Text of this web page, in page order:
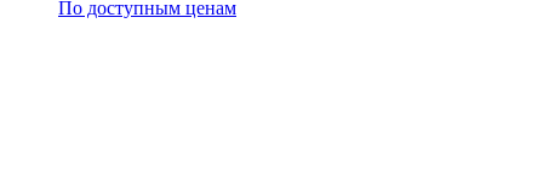
По доступным ценам